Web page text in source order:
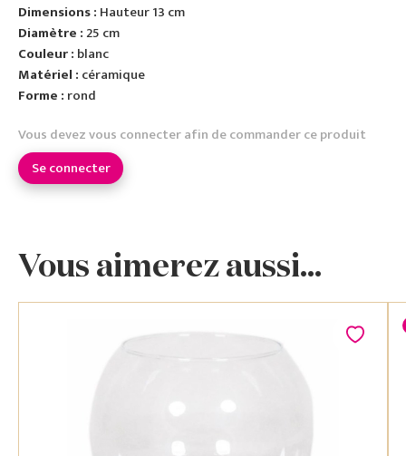
Dimensions : Hauteur 13 cm
Diamètre : 25 cm
Couleur : blanc
Matériel : céramique
Forme : rond
Vous devez vous connecter afin de commander ce produit
Se connecter
Vous aimerez aussi...